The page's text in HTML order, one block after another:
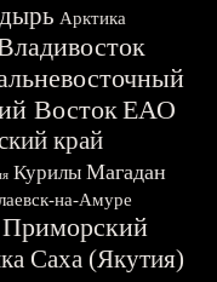
Арктика
ВостокЕАО
край
Курилы Магадан
на-Амуре
Приморский
Саха (Якутия)